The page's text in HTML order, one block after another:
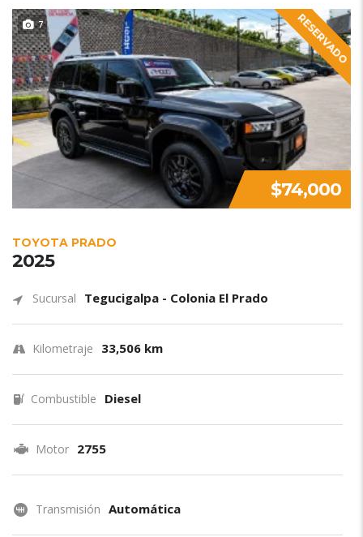
7 RESERVADO
$74,000
TOYOTA PRADO
2025
Sucursal Tegucigalpa - Colonia El Prado
Kilometraje 33,506 km
Combustible Diesel
Motor 2755
Transmisión Automática